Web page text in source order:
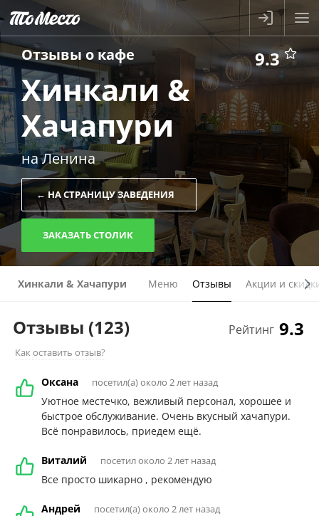
9.3
Отзывы окафе
Хинкали &
Хачапури
на Ленина
← НА СТРАНИЦУ ЗАВЕДЕНИЯ
ЗАКАЗАТЬ СТОЛИК
Хинкали & Хачапури Меню Отзывы Акции и
Рейтинг 9.3
Отзывы (123)
Как оставить отзыв?
Оксана посетил(а) около 2 лет назад
Уютное местечко, вежливый персонал, хорошее и
быстрое обслуживание. Очень вкусный хачапури.
Всё понравилось, приедем ещё.
Виталий посетил около 2 лет назад
Все просто шикарно , рекомендую
Андрей посетил(а) около 2 лет назад